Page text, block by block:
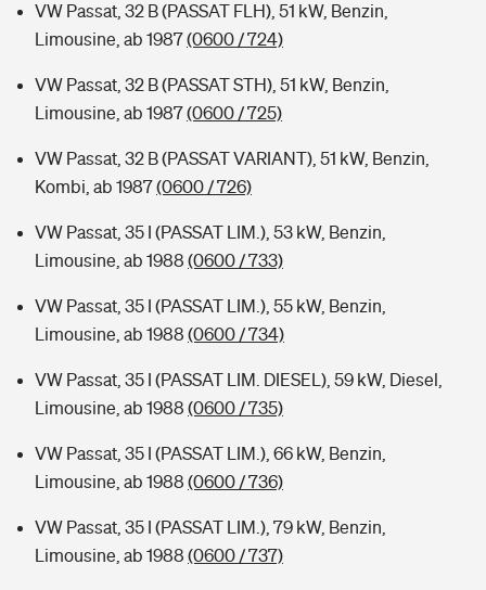
VW Passat, 32 B (PASSAT FLH), 51 kW, Benzin,
Limousine, ab 1987(0600 / 724)
VW Passat, 32 B (PASSAT STH), 51 kW, Benzin,
Limousine, ab 1987(0600 / 725)
VW Passat, 32 B (PASSAT VARIANT), 51 kW, Benzin,
Kombi, ab 1987(0600 / 726)
VW Passat, 35 I (PASSAT LIM.), 53 kW, Benzin,
Limousine, ab 1988 (0600 / 733)
VW Passat, 35 I (PASSAT LIM.), 55 kW, Benzin,
Limousine, ab 1988 (0600 / 734)
VW Passat, 35 I (PASSAT LIM. DIESEL), 59 kW, Diesel,
Limousine, ab 1988 (0600 / 735)
VW Passat, 35 I (PASSAT LIM.), 66 kW, Benzin,
Limousine, ab 1988 (0600 / 736)
VW Passat, 35 I (PASSAT LIM.), 79 kW, Benzin,
Limousine, ab 1988 (0600 / 737)